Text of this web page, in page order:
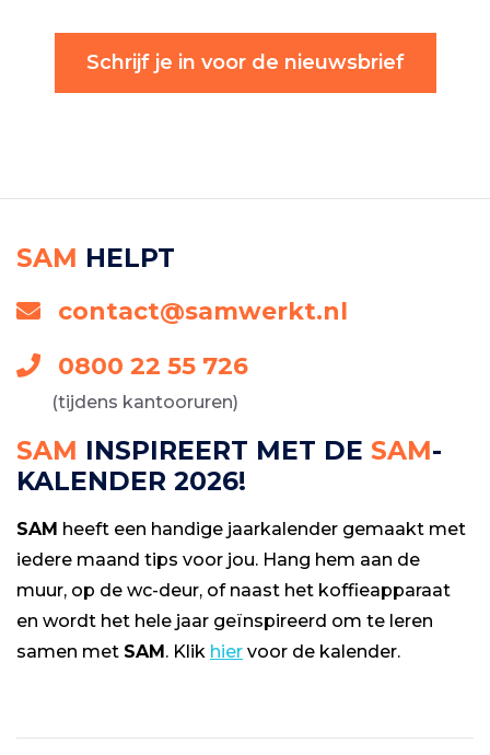
Schrijf je in voor de nieuwsbrief
SAM HELPT
contact@samwerkt.nl
0800 22 55 726
(tijdens kantooruren)
SAM INSPIREERT MET DE SAM-
KALENDER 2026!
SAM heeft een handige jaarkalender gemaakt met
iedere maand tips voor jou. Hang hem aan de
muur, op de wc-deur, of naast het koffieapparaat
en wordt het hele jaar geïnspireerd om te leren
samen met SAM . Klik hier voor de kalender.